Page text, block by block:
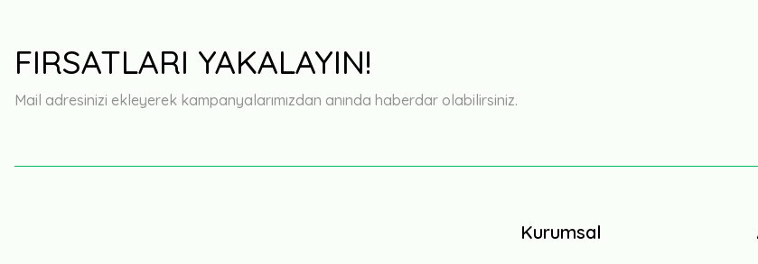
FIRSATLARI YAKALAYIN!
Mail adresinizi ekleyerek kampanyalarımızdan anında haberdar olabilirsiniz.
Kurumsal